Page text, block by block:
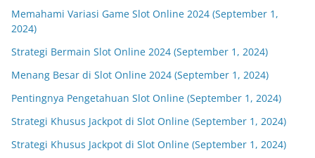
Memahami Variasi Game Slot Online 2024 (September 1,
2024)
Strategi Bermain Slot Online 2024 (September 1, 2024)
Menang Besar di Slot Online 2024 (September 1, 2024)
Pentingnya Pengetahuan Slot Online (September 1, 2024)
Strategi Khusus Jackpot di Slot Online (September 1, 2024)
Strategi Khusus Jackpot di Slot Online (September 1, 2024)